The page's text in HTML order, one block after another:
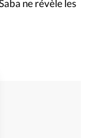
ne révèle les